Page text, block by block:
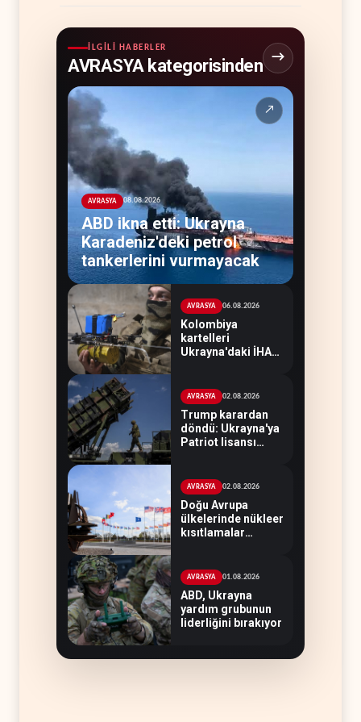
İLGILI HABERLER
AVRASYA kategorisinden
↗
AVRASYA 08.08.2026
ABD ikna etti: Ukrayna
Karadeniz'deki petrol
tankerlerini vurmayacak
AVRASYA 06.08.2026
Kolombiya
kartelleri
Ukrayna'daki İHA
AVRASYA 02.08.2026
Trump karardan
döndü: Ukrayna'ya
Patriot lisansı
AVRASYA 02.08.2026
Doğu Avrupa
ülkelerinde nükleer
kısıtlamalar
AVRASYA 01.08.2026
ABD, Ukrayna
yardım grubunun
liderliğini bırakıyor